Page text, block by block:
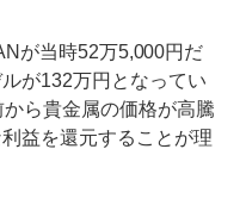
が当時52万5,000円だ
が132万円となってい
ら貴金属の価格が高騰
益を還元することが理